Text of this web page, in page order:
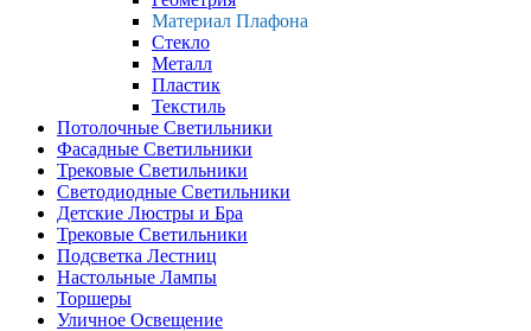
Материал Плафона
Стекло
Металл
Пластик
Текстиль
Потолочные Светильники
Фасадные Светильники
Трековые Светильники
Светодиодные Светильники
Детские Люстры и Бра
Трековые Светильники
Подсветка Лестниц
Настольные Лампы
Торшеры
Уличное Освещение